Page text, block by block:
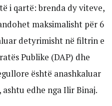
i qartë: brenda dy viteve,
maksimalisht për 6
detyrimisht në filtrin e
Publike (DAP) dhe
është anashkaluar
edhe nga Ilir Binaj.